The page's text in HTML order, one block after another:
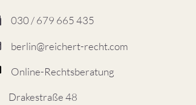
030 / 679 665 435
berlin@reichert-recht.com
Online-Rechtsberatung
Drakestraße 48